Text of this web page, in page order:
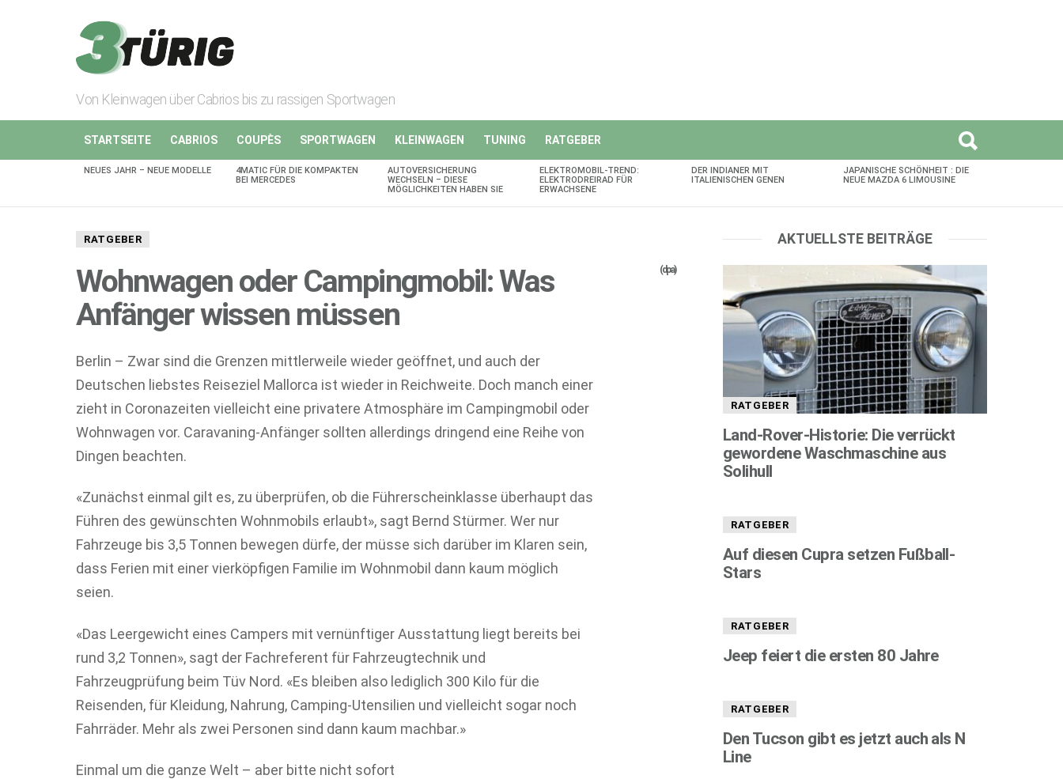
Von Kleinwagen über Cabrios bis zu rassigen Sportwagen
STARTSEITE CABRIOS COUPÈS SPORTWAGEN KLEINWAGEN TUNING RATGEBER
AKTUELLES
NEUES JAHR – NEUE MODELLE
4MATIC FÜR DIE KOMPAKTEN
BEI MERCEDES
AUTOVERSICHERUNG
WECHSELN – DIESE
MÖGLICHKEITEN HABEN SIE
ELEKTROMOBIL-TREND:
ELEKTRODREIRAD FÜR
ERWACHSENE
DER INDIANER MIT
ITALIENISCHEN GENEN
JAPANISCHE SCHÖNHEIT : DIE
NEUE MAZDA 6 LIMOUSINE
RATGEBER
Wohnwagen oder Campingmobil: Was
Anfänger wissen müssen
(dpa)
Berlin – Zwar sind die Grenzen mittlerweile wieder geöffnet, und auch der
Deutschen liebstes Reiseziel Mallorca ist wieder in Reichweite. Doch manch einer
zieht in Coronazeiten vielleicht eine privatere Atmosphäre im Campingmobil oder
Wohnwagen vor. Caravaning-Anfänger sollten allerdings dringend eine Reihe von
Dingen beachten.
«Zunächst einmal gilt es, zu überprüfen, ob die Führerscheinklasse überhaupt das
Führen des gewünschten Wohnmobils erlaubt», sagt Bernd Stürmer. Wer nur
Fahrzeuge bis 3,5 Tonnen bewegen dürfe, der müsse sich darüber im Klaren sein,
dass Ferien mit einer vierköpfigen Familie im Wohnmobil dann kaum möglich
seien.
«Das Leergewicht eines Campers mit vernünftiger Ausstattung liegt bereits bei
rund 3,2 Tonnen», sagt der Fachreferent für Fahrzeugtechnik und
Fahrzeugprüfung beim Tüv Nord. «Es bleiben also lediglich 300 Kilo für die
Reisenden, für Kleidung, Nahrung, Camping-Utensilien und vielleicht sogar noch
Fahrräder. Mehr als zwei Personen sind dann kaum machbar.»
Einmal um die ganze Welt – aber bitte nicht sofort
AKTUELLSTE BEITRÄGE
RATGEBER
Land-Rover-Historie: Die verrückt
gewordene Waschmaschine aus
Solihull
RATGEBER
Auf diesen Cupra setzen Fußball-
Stars
RATGEBER
Jeep feiert die ersten 80 Jahre
RATGEBER
Den Tucson gibt es jetzt auch als N
Line